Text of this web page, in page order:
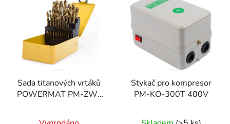
Sada titanových vrtáků
POWERMAT PM-ZW-
Stykač pro kompresor
PM-KO-300T 400V